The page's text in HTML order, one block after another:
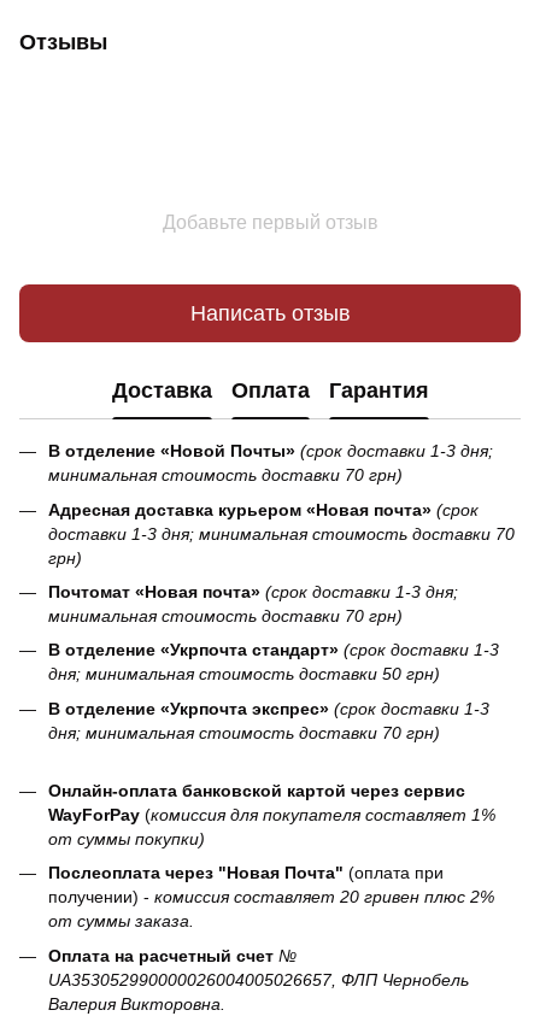
Отзывы
Добавьте первый отзыв
Написать отзыв
Доставка Оплата Гарантия
В отделение «Новой Почты» (срок доставки 1-3 дня;
минимальная стоимость доставки 70 грн)
Адресная доставка курьером «Новая почта» (срок
доставки 1-3 дня; минимальная стоимость доставки 70
грн)
Почтомат «Новая почта» (срок доставки 1-3 дня;
минимальная стоимость доставки 70 грн)
В отделение «Укрпочта стандарт» (срок доставки 1-3
дня; минимальная стоимость доставки 50 грн)
В отделение «Укрпочта экспрес» (срок доставки 1-3
дня; минимальная стоимость доставки 70 грн)
Онлайн-оплата банковской картой через сервис
WayForPay (комиссия для покупателя составляет 1%
от суммы покупки)
Послеоплата через "Новая Почта" (оплата при
получении) - комиссия составляет 20 гривен плюс 2%
от суммы заказа.
Оплата на расчетный счет №
UA353052990000026004005026657, ФЛП Чернобель
Валерия Викторовна.